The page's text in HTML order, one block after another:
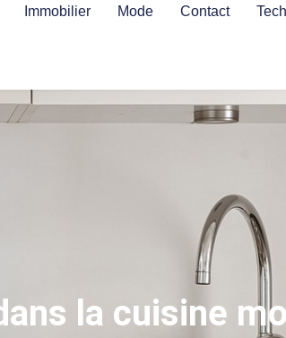
Immobilier Mode Contact
la cuisine